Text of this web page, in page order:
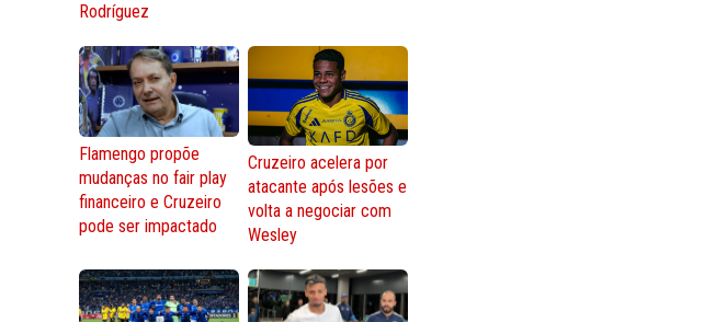
Rodríguez
Flamengo propõe
mudanças no fair play
financeiro e Cruzeiro
pode ser impactado
Cruzeiro acelera por
atacante após lesões e
volta a negociar com
Wesley